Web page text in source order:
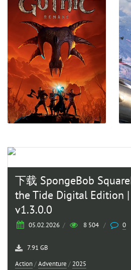
下载 SpongeBob
the Tide Digital Edition |
v1.3.0.0
05.02.2026 / 8 504 / 0
7.91 GB
Action/Adventure / 2025